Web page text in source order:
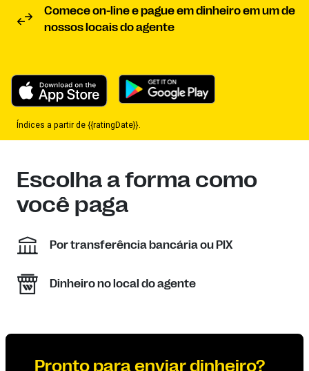
Comece on-line e pague em dinheiro em um de
nossos locais do agente
Índices a partir de {{ratingDate}}.
Escolha a forma como
você paga
Por transferência bancária ou PIX
Dinheiro no local do agente
Pronto para enviar dinheiro?